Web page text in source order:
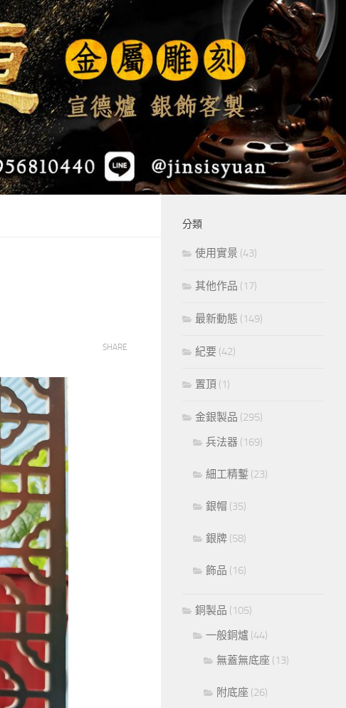
SHARE
分類
使用實景 (43)
其他作品 (17)
最新動態 (149)
紀要 (42)
置頂 (1)
金銀製品 (295)
兵法器 (169)
細工精鏨 (23)
銀帽 (35)
銀牌 (58)
飾品 (16)
銅製品 (105)
一般銅爐 (44)
無蓋無底座 (13)
附底座 (26)